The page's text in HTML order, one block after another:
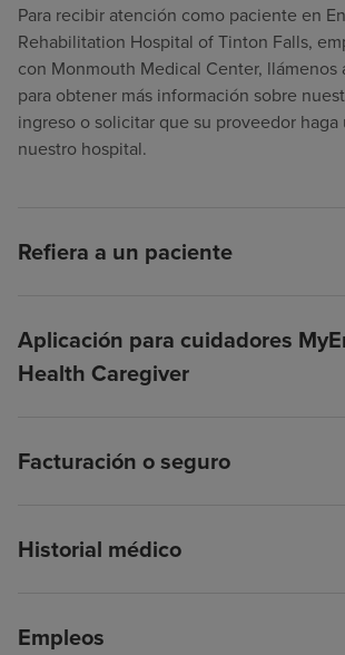
Para recibir atención como paciente en
Rehabilitation Hospital of Tinton Falls,
con Monmouth Medical Center, llámenos
para obtener más información sobre
ingreso o solicitar que su proveedor haga
nuestro hospital.
Refiera a un paciente
Aplicación para cuidadores
Health Caregiver
Facturación o seguro
Historial médico
Empleos